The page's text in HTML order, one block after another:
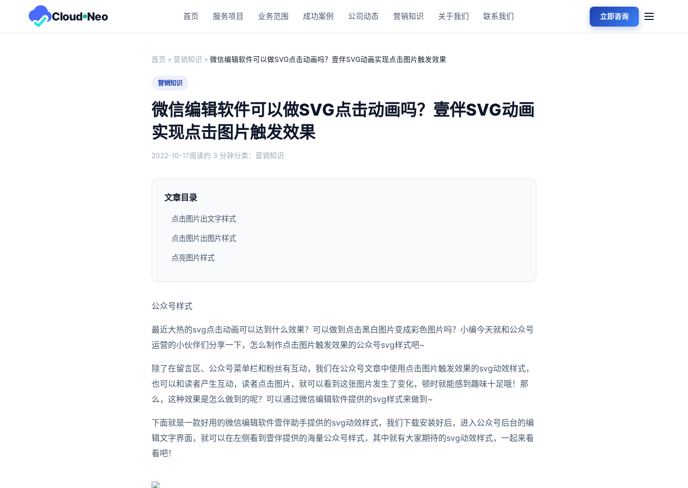
Cloud Neo 首页 服务项目 业务范围 成功案例 公司动态 营销知识 关于我们 联系我们 立即咨询
首页 » 营销知识 » 微信编辑软件可以做SVG点击动画吗？壹伴SVG动画实现点击图片触发效果
营销知识
微信编辑软件可以做SVG点击动画吗？壹伴SVG动画
实现点击图片触发效果
2022-10-17阅读约 3 分钟分类：营销知识
文章目录
点击图片出文字样式
点击图片出图片样式
点亮图片样式
公众号样式
最近大热的svg点击动画可以达到什么效果？可以做到点击黑白图片变成彩色图片吗？小编今天就和公众号
运营的小伙伴们分享一下，怎么制作点击图片触发效果的公众号svg样式吧~
除了在留言区、公众号菜单栏和粉丝有互动，我们在公众号文章中使用点击图片触发效果的svg动效样式，
也可以和读者产生互动，读者点击图片，就可以看到这张图片发生了变化，顿时就能感到趣味十足哦！那
么，这种效果是怎么做到的呢？可以通过微信编辑软件提供的svg样式来做到~
下面就是一款好用的微信编辑软件壹伴助手提供的svg动效样式，我们下载安装好后，进入公众号后台的编
辑文字界面，就可以在左侧看到壹伴提供的海量公众号样式，其中就有大家期待的svg动效样式，一起来看
看吧！